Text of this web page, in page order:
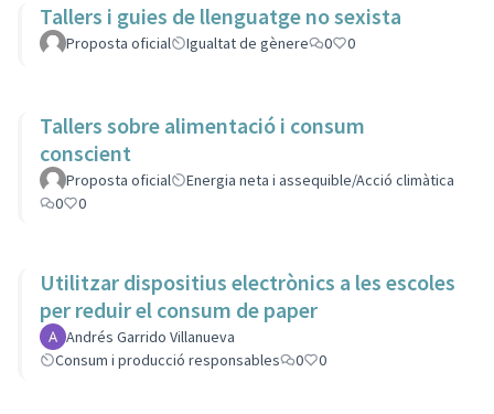
Tallers i guies de llenguatge no sexista
Proposta oficial Igualtat de gènere 0 0
Tallers sobre alimentació i consum
conscient
Proposta oficial
Energia neta i assequible/Acció climàtica
0
0
Utilitzar dispositius electrònics a les escoles
per reduir el consum de paper
Andrés Garrido Villanueva
Consum i producció responsables
0 0